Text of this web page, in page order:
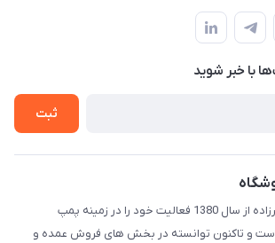
با‌ خبر شوید
ثبت
مجموعه هیدرولیک باقرزاده از سال 1380 فعالیت خود را در زمینه پمپ
و تاکنون توانسته در بخش های فروش عمده و